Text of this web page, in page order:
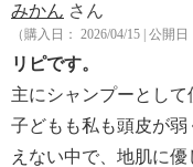
みかん さん
（購入日： 2026/04/15 | 公開日
リピです。
主にシャンプーとして
子どもも私も頭皮が
えない中で、地肌に